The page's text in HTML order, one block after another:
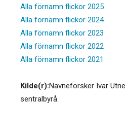
Alla förnamn flickor 2025
Alla förnamn flickor 2024
Alla förnamn flickor 2023
Alla förnamn flickor 2022
Alla förnamn flickor 2021
Kilde(r):Navneforsker Ivar
sentralbyrå.